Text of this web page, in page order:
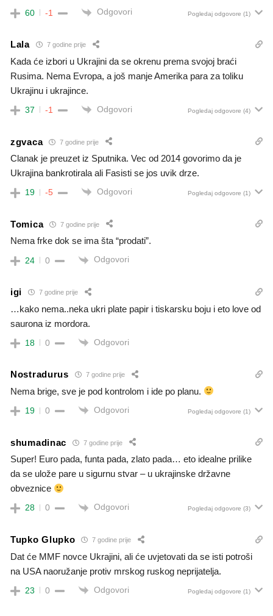
60 -1 Odgovori Pogledaj odgovore (1)
Lala 7 godine prije
Kada će izbori u Ukrajini da se okrenu prema svojoj braći
Rusima. Nema Evropa, a još manje Amerika para za toliku
Ukrajinu i ukrajince.
37 -1 Odgovori Pogledaj odgovore (4)
zgvaca 7 godine prije
Clanak je preuzet iz Sputnika. Vec od 2014 govorimo da je
Ukrajina bankrotirala ali Fasisti se jos uvik drze.
19 -5 Odgovori Pogledaj odgovore (1)
Tomica 7 godine prije
Nema frke dok se ima šta “prodati”.
24 0 Odgovori
igi 7 godine prije
…kako nema..neka ukri plate papir i tiskarsku boju i eto love od
saurona iz mordora.
18 0 Odgovori
Nostradurus 7 godine prije
Nema brige, sve je pod kontrolom i ide po planu.
19 0 Odgovori Pogledaj odgovore (1)
shumadinac 7 godine prije
Super! Euro pada, funta pada, zlato pada… eto idealne prilike
da se ulože pare u sigurnu stvar – u ukrajinske državne
obveznice
28 0 Odgovori Pogledaj odgovore (3)
Tupko Glupko 7 godine prije
Dat će MMF novce Ukrajini, ali će uvjetovati da se isti potroši
na USA naoružanje protiv mrskog ruskog neprijatelja.
23 0 Odgovori Pogledaj odgovore (1)